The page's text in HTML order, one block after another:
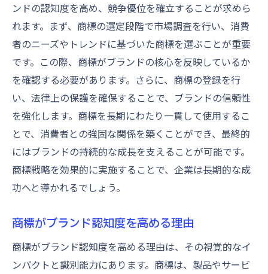
ンドの認知度を高め、競争優位を確立することが求めら
れます。まず、商標の選定段階で市場調査を行い、消費
者のニーズやトレンドに基づいた商標を選ぶことが重要
です。この際、商標がブランドの核心を反映しているか
を確認する必要があります。さらに、商標の登録を行
い、法律上の保護を確保することで、ブランドの信頼性
を強化します。商標を長期にわたり一貫して使用するこ
とで、消費者との強固な関係を築くことができ、最終的
にはブランドの持続的な成長を支えることが可能です。
商標戦略を効果的に実施することで、企業は長期的な成
功へと導かれるでしょう。
商標がブランド認知度を高める理由
商標がブランド認知度を高める理由は、その視覚的なイ
ンパクトと識別能力にあります。商標は、製品やサービ